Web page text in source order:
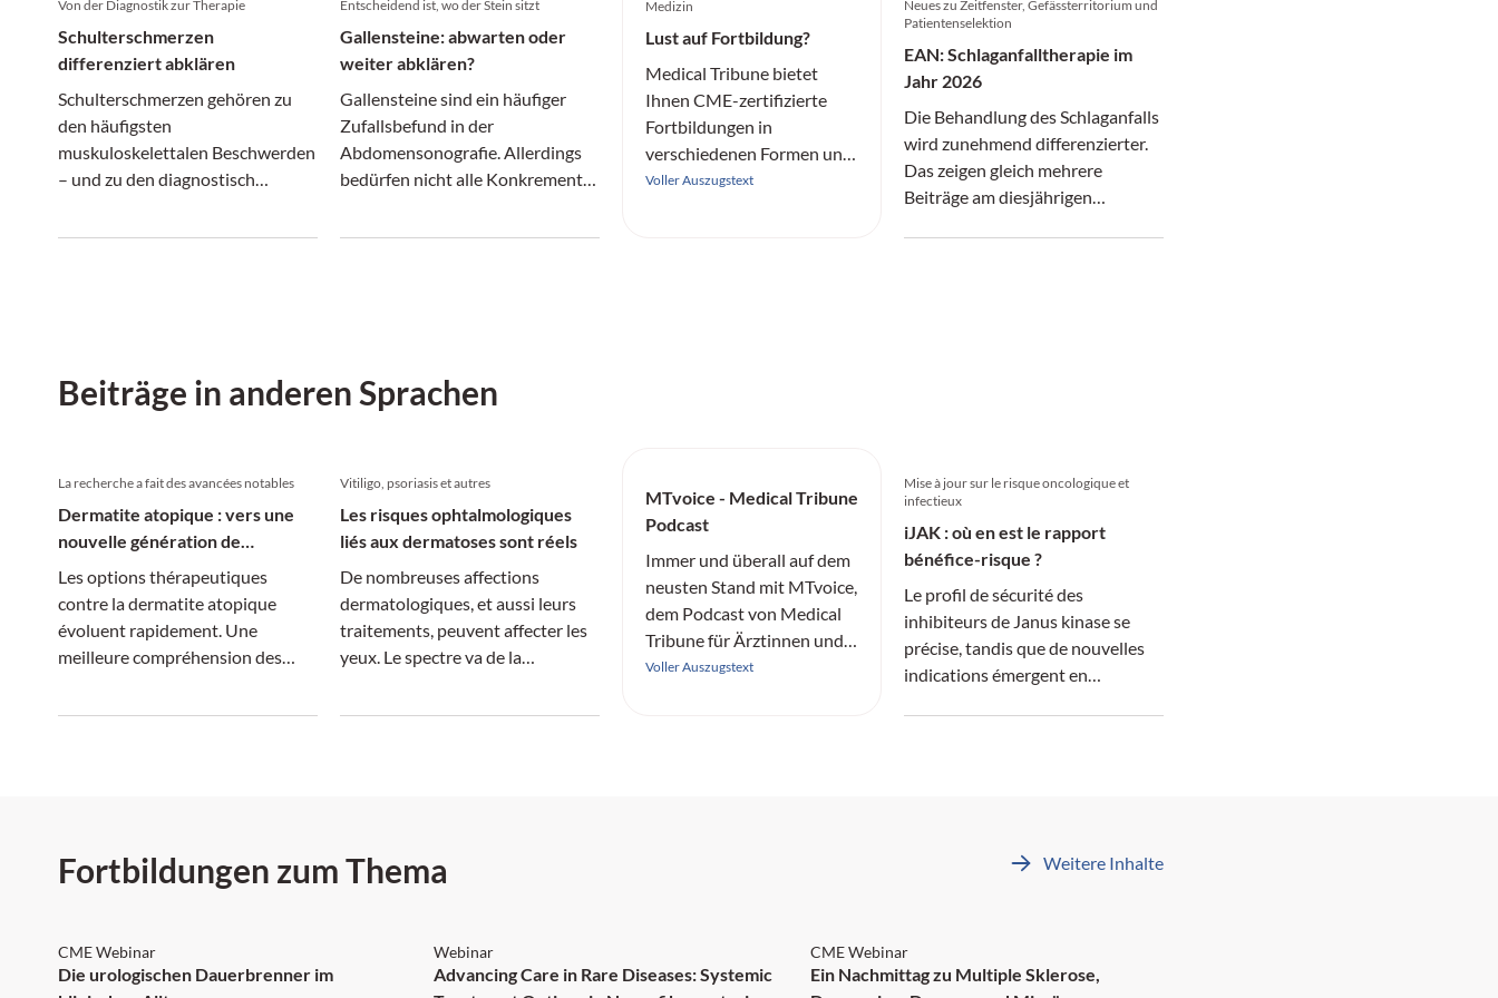
Von der Diagnostik zur Therapie
Schulterschmerzen
differenziert abklären
Schulterschmerzen gehören zu
den häufigsten
muskuloskelettalen Beschwerden
– und zu den diagnostisch
Entscheidend ist, wo der Stein sitzt
Gallensteine: abwarten oder
weiter abklären?
Gallensteine sind ein häufiger
Zufallsbefund in der
Abdomensonografie. Allerdings
bedürfen nicht alle Konkremente
Medizin
Lust auf Fortbildung?
Medical Tribune bietet
Ihnen CME-zertifizierte
Fortbildungen in
verschiedenen Formen und
aus allen Fachrichtungen
Voller Auszugstext
Neues zu Zeitfenster, Gefässterritorium und
Patientenselektion
EAN: Schlaganfalltherapie im
Jahr 2026
Die Behandlung des Schlaganfalls
wird zunehmend differenzierter.
Das zeigen gleich mehrere
Beiträge am diesjährigen
Beiträge in anderen Sprachen
La recherche a fait des avancées notables
Dermatite atopique : vers une
nouvelle génération de
traitements
Les options thérapeutiques
contre la dermatite atopique
évoluent rapidement. Une
meilleure compréhension des
Vitiligo, psoriasis et autres
Les risques ophtalmologiques
liés aux dermatoses sont réels
De nombreuses affections
dermatologiques, et aussi leurs
traitements, peuvent affecter les
yeux. Le spectre va de la
MTvoice - Medical Tribune
Podcast
Immer und überall auf dem
neusten Stand mit MTvoice,
dem Podcast von Medical
Tribune für Ärztinnen und
Ärzte.
Voller Auszugstext
Mise à jour sur le risque oncologique et
infectieux
iJAK : où en est le rapport
bénéfice-risque ?
Le profil de sécurité des
inhibiteurs de Janus kinase se
précise, tandis que de nouvelles
indications émergent en
Fortbildungen zum Thema Weitere Inhalte
CME Webinar
Die urologischen Dauerbrenner im
Webinar
Advancing Care in Rare Diseases: Systemic
CME Webinar
Ein Nachmittag zu Multiple Sklerose,